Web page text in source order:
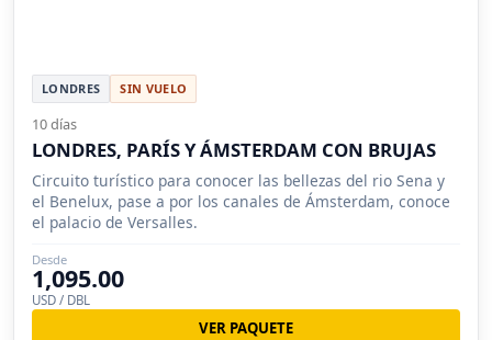
LONDRES SIN VUELO
10 días
LONDRES, PARÍS Y ÁMSTERDAM CON BRUJAS
Circuito turístico para conocer las bellezas del rio Sena y
el Benelux, pase a por los canales de Ámsterdam, conoce
el palacio de Versalles.
Desde
1,095.00
USD / DBL
VER PAQUETE